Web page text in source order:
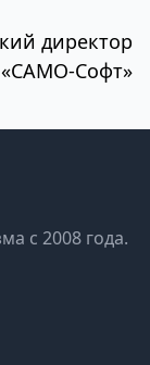
директор
«САМО-Софт»
с 2008 года.